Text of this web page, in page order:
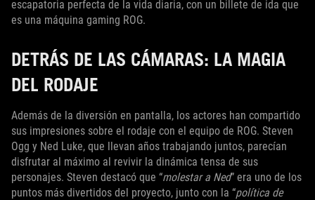
escapatoria perfecta de la vida diaria, con un billete de ida que
es una máquina gaming ROG.
DETRÁS DE LAS CÁMARAS: LA MAGIA
DEL RODAJE
Además de la diversión en pantalla, los actores han compartido
sus impresiones sobre el rodaje con el equipo de ROG. Steven
Ogg y Ned Luke, que llevan años trabajando juntos, parecían
disfrutar al máximo al revivir la dinámica tensa de sus
personajes. Steven destacó que “molestar a Ned” era uno de los
puntos más divertidos del proyecto, junto con la “política de